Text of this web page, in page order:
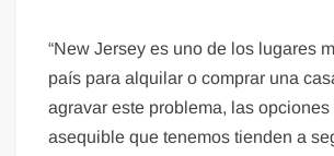
“New Jersey es uno de los lugares
país para alquilar o comprar una
agravar este problema, las
asequible que tenemos tienden a